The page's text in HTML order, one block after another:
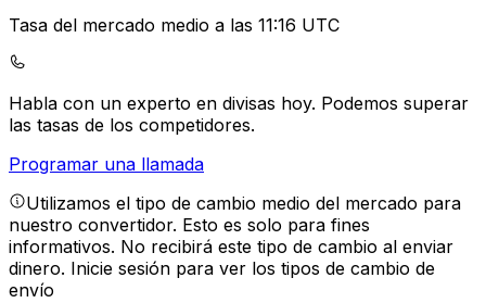
Tasa del mercado medio a las 11:16 UTC
Habla con un experto en divisas hoy. Podemos superar
las tasas de los competidores.
Programar una llamada
Utilizamos el tipo de cambio medio del mercado para
nuestro convertidor. Esto es solo para fines
informativos. No recibirá este tipo de cambio al enviar
dinero. Inicie sesión para ver los tipos de cambio de
envío